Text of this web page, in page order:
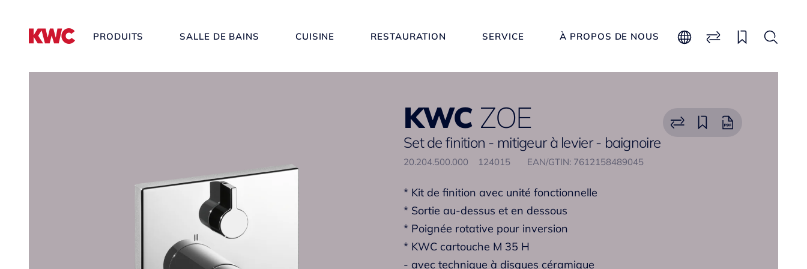
PRODUITS SALLE DE BAINS CUISINE RESTAURATION SERVICE À PROPOS DE NOUS
KWC ZOE
Set de finition - mitigeur à levier - baignoire
20.204.500.000 124015 EAN/GTIN: 7612158489045
* Kit de finition avec unité fonctionnelle
* Sortie au-dessus et en dessous
* Poignée rotative pour inversion
* KWC cartouche M 35 H
- avec technique à disques céramique